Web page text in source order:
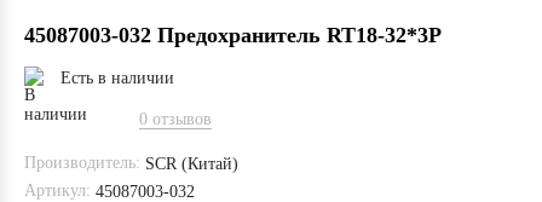
45087003-032 Предохранитель RT18-32*3P
Есть в наличии
0 отзывов
Производитель: SCR (Китай)
Артикул: 45087003-032